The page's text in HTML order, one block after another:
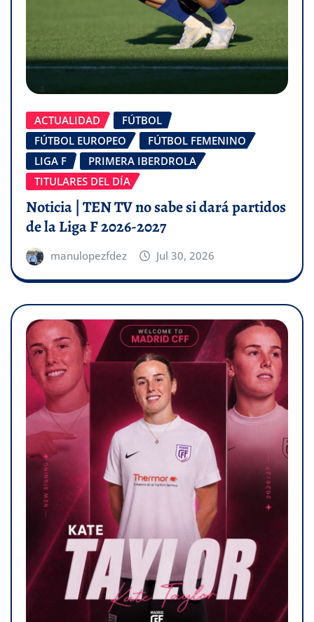
ACTUALIDAD
FÚTBOL
FÚTBOL EUROPEO
FÚTBOL FEMENINO
LIGA F
PRIMERA IBERDROLA
TITULARES DEL DÍA
Noticia | TEN TV no sabe si dará partidos
de la Liga F 2026-2027
manulopezfdez Jul 30, 2026